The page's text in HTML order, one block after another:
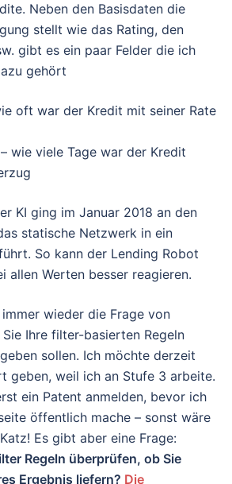
Neben den Basisdaten die
stellt wie das Rating, den
gibt es ein paar Felder die ich
gehört
oft war der Kredit mit seiner Rate
– wie viele Tage war der Kredit
KI ging im Januar 2018 an den
statische Netzwerk in ein
So kann der Lending Robot
allen Werten besser reagieren.
wieder die Frage von
Ihre filter-basierten Regeln
sollen. Ich möchte derzeit
geben, weil ich an Stufe 3 arbeite.
ein Patent anmelden, bevor ich
öffentlich mache – sonst wäre
Es gibt aber eine Frage:
Regeln überprüfen, ob Sie
Ergebnis liefern? Die